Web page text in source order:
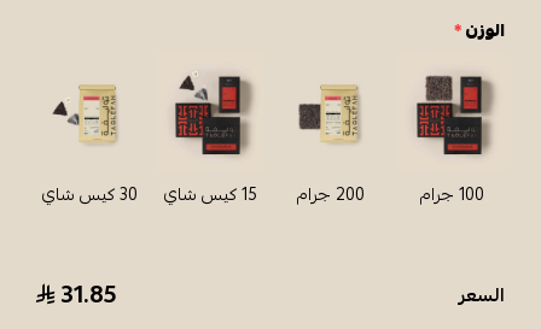
الوزن*
100 جرام 200 جرام 15 كيس شاي 30 كيس شاي
السعر 31.85